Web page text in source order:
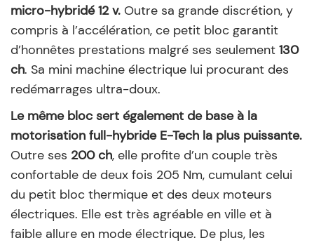
micro-hybridé 12 v. Outre sa grande discrétion, y
compris à l’accélération, ce petit bloc garantit
d’honnêtes prestations malgré ses seulement 130
ch. Sa mini machine électrique lui procurant des
redémarrages ultra-doux.
Le même bloc sert également de base à la
motorisation full-hybride E-Tech la plus puissante.
Outre ses 200 ch, elle profite d’un couple très
confortable de deux fois 205 Nm, cumulant celui
du petit bloc thermique et des deux moteurs
électriques. Elle est très agréable en ville et à
faible allure en mode électrique. De plus, les